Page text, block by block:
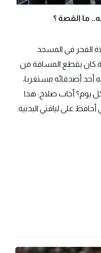
ما القصة ؟
الفجر في المسجد
كان يقطع المسافة من
أحد أصدقائه مستغربا،
يوم؟ أجاب صلاح: هذا
على لياقتي البدنية.